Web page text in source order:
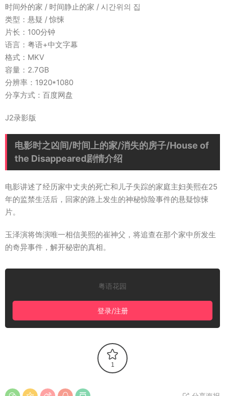
时间外的家 / 时间静止的家 / 시간위의 집
类型：悬疑 / 惊悚
片长：100分钟
语言：粤语+中文字幕
格式：MKV
容量：2.7GB
分辨率：1920*1080
分享方式：百度网盘
J2录影版
电影时之凶间/时间上的家/消失的房子/House of
the Disappeared剧情介绍
电影讲述了经历家中丈夫的死亡和儿子失踪的家庭主妇美熙在25
年的监禁生活后，回家的路上发生的神秘惊险事件的悬疑惊悚
片。
玉泽演将饰演唯一相信美熙的崔神父，将追查在那个家中所发生
的奇异事件，解开秘密的真相。
粤语花园
登录/注册
1